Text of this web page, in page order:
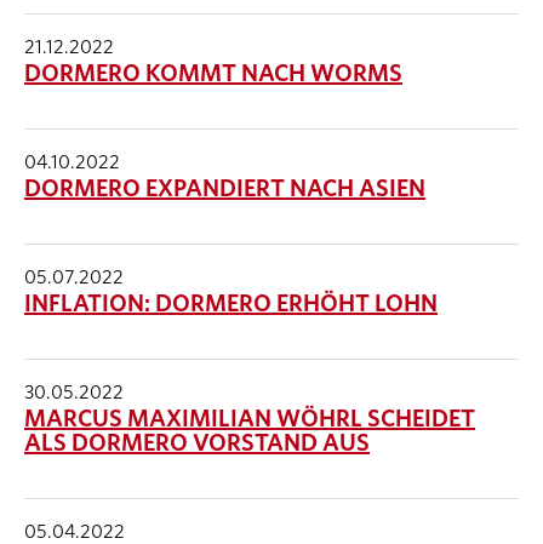
21.12.2022
DORMERO KOMMT NACH WORMS
04.10.2022
DORMERO EXPANDIERT NACH ASIEN
05.07.2022
INFLATION: DORMERO ERHÖHT LOHN
30.05.2022
MARCUS MAXIMILIAN WÖHRL SCHEIDET
ALS DORMERO VORSTAND AUS
05.04.2022